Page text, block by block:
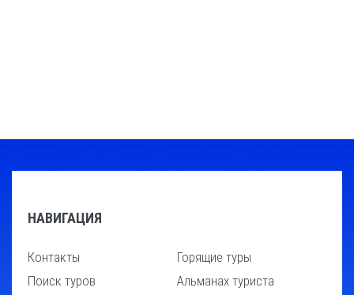
НАВИГАЦИЯ
Контакты
Поиск туров
Горящие туры
Альманах туриста